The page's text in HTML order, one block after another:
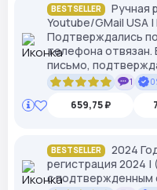
BESTSELLER
Ручная
Youtube/GMail USA
Подтверждались
телефона отвязан.
письмо,
1
659,75 ₽
BESTSELLER
2024
регистрация 2024 |
с подтвержденным